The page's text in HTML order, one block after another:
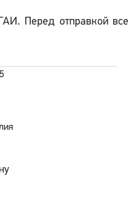
Перед отправкой все